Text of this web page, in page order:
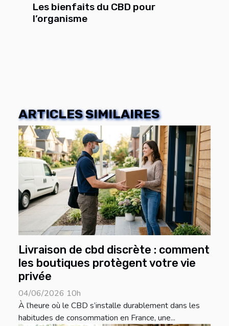
Les bienfaits du CBD pour
l’organisme
ARTICLES SIMILAIRES
Livraison de cbd discrète : comment
les boutiques protègent votre vie
privée
04/06/2026 10h
À l’heure où le CBD s’installe durablement dans les
habitudes de consommation en France, une...